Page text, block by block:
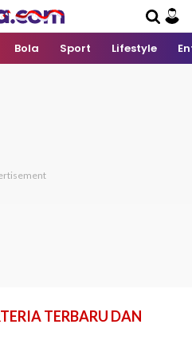
Bola Sport Lifestyle
TERBARU DAN